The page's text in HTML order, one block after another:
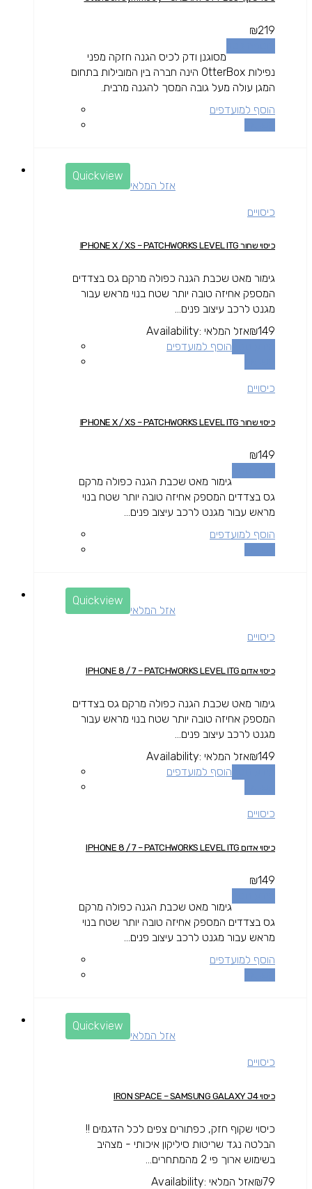
₪219
מסוגנן ודק לכיס הגנה חזקה מפני
נפילות OtterBox הינה חברה בין המובילות בתחום
המגן עולה מעל גובה המסך להגנה מרבית.
הוסף למועדפים
Quickview
אזל המלאי
כיסויים
כיסוי שחור IPHONE X / XS – PATCHWORKS LEVEL ITG
גימור מאט שכבת הגנה כפולה מרקם גס בצדדים
המספק אחיזה טובה יותר שטח בנוי מראש עבור
מגנט לרכב עיצוב פנים...
₪149
Availability: אזל המלאי
הוסף למועדפים
כיסויים
כיסוי שחור IPHONE X / XS – PATCHWORKS LEVEL ITG
₪149
גימור מאט שכבת הגנה כפולה מרקם
גס בצדדים המספק אחיזה טובה יותר שטח בנוי
מראש עבור מגנט לרכב עיצוב פנים...
הוסף למועדפים
Quickview
אזל המלאי
כיסויים
כיסוי אדום IPHONE 8 / 7 – PATCHWORKS LEVEL ITG
גימור מאט שכבת הגנה כפולה מרקם גס בצדדים
המספק אחיזה טובה יותר שטח בנוי מראש עבור
מגנט לרכב עיצוב פנים...
₪149
Availability: אזל המלאי
הוסף למועדפים
כיסויים
כיסוי אדום IPHONE 8 / 7 – PATCHWORKS LEVEL ITG
₪149
גימור מאט שכבת הגנה כפולה מרקם
גס בצדדים המספק אחיזה טובה יותר שטח בנוי
מראש עבור מגנט לרכב עיצוב פנים...
הוסף למועדפים
Quickview
אזל המלאי
כיסויים
כיסוי IRON SPACE – SAMSUNG GALAXY J4
כיסוי שקוף חזק, כפתורים צפים לכל הדגמים !!
הבלטה נגד שריטות סיליקון איכותי - מצהיב
בשימוש ארוך פי 2 מהמתחרים...
₪79
Availability: אזל המלאי